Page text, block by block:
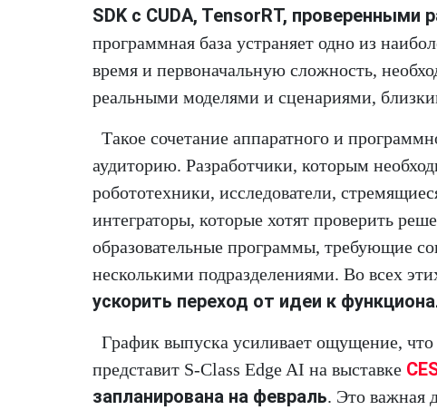
SDK с CUDA, TensorRT,
программная база устраняет одно из
время и первоначальную сложность,
реальными моделями и сценариями,
Такое сочетание аппаратного и
аудиторию. Разработчики, которым
робототехники, исследователи,
интеграторы, которые хотят проверить
образовательные программы, требующие
несколькими подразделениями. Во всех
ускорить переход от идеи к
График выпуска усиливает ощущение,
представит S-Class Edge AI на выставке
запланирована на февраль. Это важная